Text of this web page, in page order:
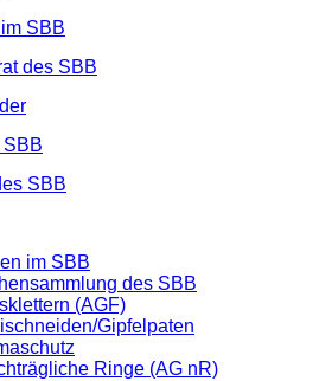
SBB
des SBB
SBB
SBB
im SBB
des SBB
(AGF)
Gipfelpaten
Ringe (AG nR)